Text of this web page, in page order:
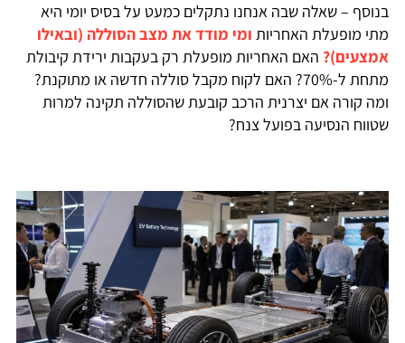
בנוסף – שאלה שבה אנחנו נתקלים כמעט על בסיס יומי היא
מתי מופעלת האחריות ומי מודד את מצב הסוללה (ובאילו
אמצעים)? האם האחריות מופעלת רק בעקבות ירידת קיבולת
מתחת ל-70%? האם לקוח מקבל סוללה חדשה או מתוקנת?
ומה קורה אם יצרנית הרכב קובעת שהסוללה תקינה למרות
שטווח הנסיעה בפועל צנח?